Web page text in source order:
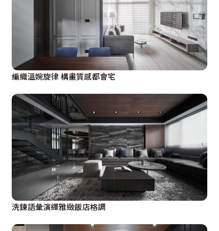
編織溫婉旋律 構畫質感都會宅
洗鍊語彙演繹雅緻飯店格調